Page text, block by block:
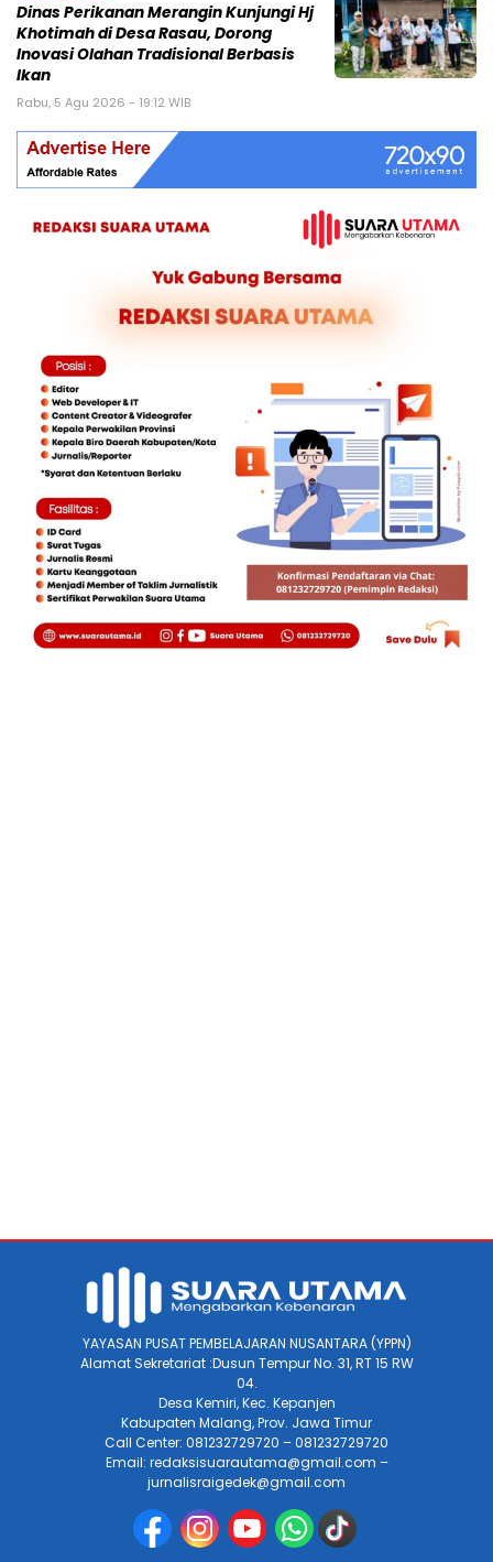
Dinas Perikanan Merangin Kunjungi Hj
Khotimah di Desa Rasau, Dorong
Inovasi Olahan Tradisional Berbasis
Ikan
Rabu, 5 Agu 2026 - 19:12 WIB
YAYASAN PUSAT PEMBELAJARAN NUSANTARA (YPPN)
Alamat Sekretariat :Dusun Tempur No. 31, RT 15 RW
04.
Desa Kemiri, Kec. Kepanjen
Kabupaten Malang, Prov. Jawa Timur
Call Center: 081232729720 – 081232729720
Email: redaksisuarautama@gmail.com –
jurnalisraigedek@gmail.com